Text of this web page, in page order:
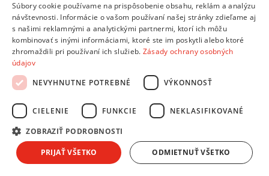
Súbory cookie používame na prispôsobenie obsahu, reklám a analýzu
návštevnosti. Informácie o vašom používaní našej stránky zdieľame aj
s našimi reklamnými a analytickými partnermi, ktorí ich môžu
kombinovať s inými informáciami, ktoré ste im poskytli alebo ktoré
zhromaždili pri používaní ich služieb. Zásady ochrany osobných
údajov
NEVYHNUTNE POTREBNÉ
VÝKONNOSŤ
CIELENIE FUNKCIE NEKLASIFIKOVANÉ
ZOBRAZIŤ PODROBNOSTI
PRIJAŤ VŠETKO ODMIETNUŤ VŠETKO